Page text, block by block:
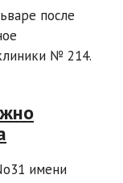
после
№ 214.
имени